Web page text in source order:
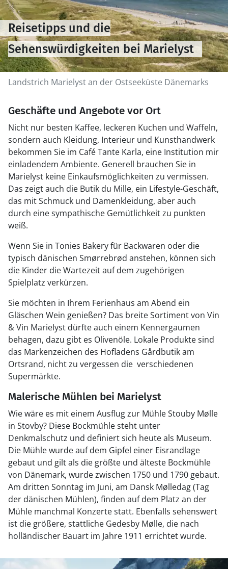
Landstrich Marielyst an der Ostseeküste Dänemarks
Reisetipps und die
Sehenswürdigkeiten bei Marielyst
Geschäfte und Angebote vor Ort
Nicht nur besten Kaffee, leckeren Kuchen und Waffeln,
sondern auch Kleidung, Interieur und Kunsthandwerk
bekommen Sie im Café Tante Karla, eine Institution mir
einladendem Ambiente. Generell brauchen Sie in
Marielyst keine Einkaufsmöglichkeiten zu vermissen.
Das zeigt auch die Butik du Mille, ein Lifestyle-Geschäft,
das mit Schmuck und Damenkleidung, aber auch
durch eine sympathische Gemütlichkeit zu punkten
weiß.
Wenn Sie in Tonies Bakery für Backwaren oder die
typisch dänischen Smørrebrød anstehen, können sich
die Kinder die Wartezeit auf dem zugehörigen
Spielplatz verkürzen.
Sie möchten in Ihrem Ferienhaus am Abend ein
Gläschen Wein genießen? Das breite Sortiment von Vin
& Vin Marielyst dürfte auch einem Kennergaumen
behagen, dazu gibt es Olivenöle. Lokale Produkte sind
das Markenzeichen des Hofladens Gårdbutik am
Ortsrand, nicht zu vergessen die verschiedenen
Supermärkte.
Malerische Mühlen bei Marielyst
Wie wäre es mit einem Ausflug zur Mühle Stouby Mølle
in Stovby? Diese Bockmühle steht unter
Denkmalschutz und definiert sich heute als Museum.
Die Mühle wurde auf dem Gipfel einer Eisrandlage
gebaut und gilt als die größte und älteste Bockmühle
von Dänemark, wurde zwischen 1750 und 1790 gebaut.
Am dritten Sonntag im Juni, am Dansk Mølledag (Tag
der dänischen Mühlen), finden auf dem Platz an der
Mühle manchmal Konzerte statt. Ebenfalls sehenswert
ist die größere, stattliche Gedesby Mølle, die nach
holländischer Bauart im Jahre 1911 errichtet wurde.